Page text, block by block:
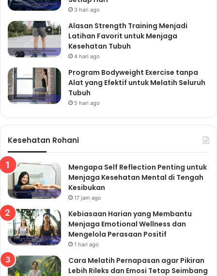
3 hari ago
Alasan Strength Training Menjadi
Latihan Favorit untuk Menjaga
Kesehatan Tubuh
4 hari ago
Program Bodyweight Exercise tanpa
Alat yang Efektif untuk Melatih Seluruh
Tubuh
5 hari ago
Kesehatan Rohani
Mengapa Self Reflection Penting untuk
Menjaga Kesehatan Mental di Tengah
Kesibukan
17 jam ago
Kebiasaan Harian yang Membantu
Menjaga Emotional Wellness dan
Mengelola Perasaan Positif
1 hari ago
Cara Melatih Pernapasan agar Pikiran
Lebih Rileks dan Emosi Tetap Seimbang